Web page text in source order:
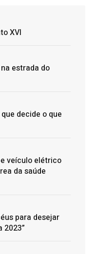
XVI
estrada do
decide o que
veículo elétrico
da saúde
para desejar
2023”